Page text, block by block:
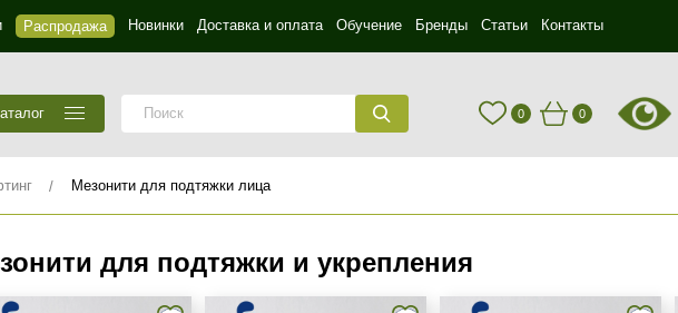
Распродажа Новинки Доставка и оплата Обучение Бренды Статьи Контакты
0 0
Мезонити для подтяжки лица
для подтяжки и укрепления